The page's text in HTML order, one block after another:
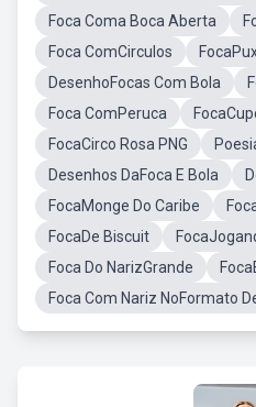
Foca Coma Boca Aberta
Foca ComCirculos
DesenhoFocas Com Bola
Foca ComPeruca
FocaCirco Rosa PNG
Desenhos DaFoca E Bola
FocaMonge Do Caribe
FocaDe Biscuit
Foca Do NarizGrande
Foca Com Nariz NoFormato